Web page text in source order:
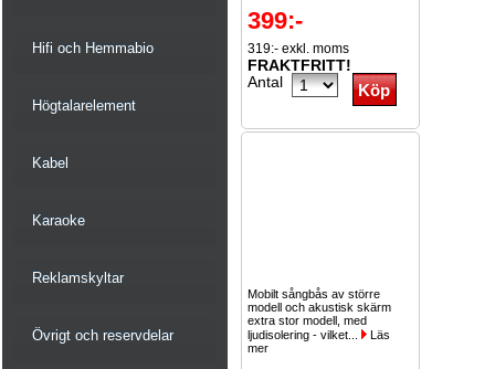
Hifi och Hemmabio
Högtalarelement
Kabel
Karaoke
Reklamskyltar
Övrigt och reservdelar
399:-
319:- exkl. moms
FRAKTFRITT!
Antal
Mobilt sångbås av större
modell och akustisk skärm
extra stor modell, med
ljudisolering - vilket...
Läs
mer